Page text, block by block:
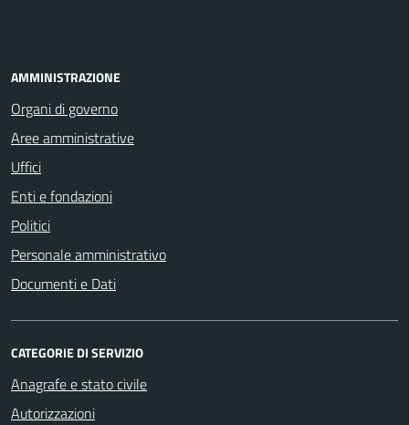
AMMINISTRAZIONE
Organi di governo
Aree amministrative
Uffici
Enti e fondazioni
Politici
Personale amministrativo
Documenti e Dati
CATEGORIE DI SERVIZIO
Anagrafe e stato civile
Autorizzazioni